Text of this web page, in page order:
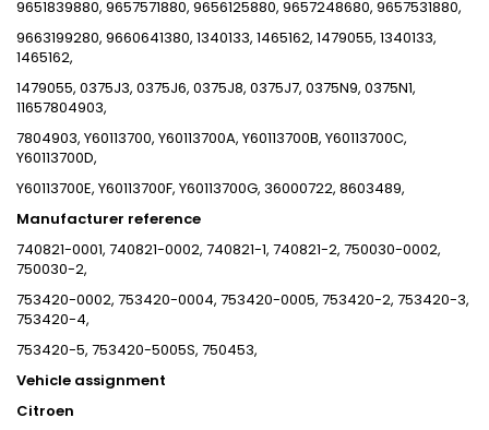
9651839880, 9657571880, 9656125880, 9657248680, 9657531880,
9663199280, 9660641380, 1340133, 1465162, 1479055, 1340133,
1465162,
1479055, 0375J3, 0375J6, 0375J8, 0375J7, 0375N9, 0375N1,
11657804903,
7804903, Y60113700, Y60113700A, Y60113700B, Y60113700C,
Y60113700D,
Y60113700E, Y60113700F, Y60113700G, 36000722, 8603489,
Manufacturer reference
740821-0001, 740821-0002, 740821-1, 740821-2, 750030-0002,
750030-2,
753420-0002, 753420-0004, 753420-0005, 753420-2, 753420-3,
753420-4,
753420-5, 753420-5005S, 750453,
Vehicle assignment
Citroen